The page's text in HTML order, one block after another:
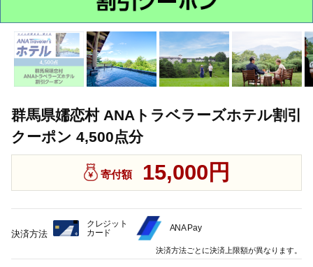
群馬県嬬恋村 ANAトラベラーズホテル割引
クーポン 4,500点分
寄付額 15,000円
決済方法
クレジット
カード
ANA Pay
決済方法ごとに決済上限額が異なります。